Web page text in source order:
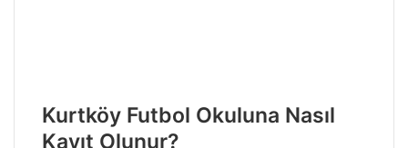
Kurtköy Futbol Okuluna Nasıl
Kayıt Olunur?